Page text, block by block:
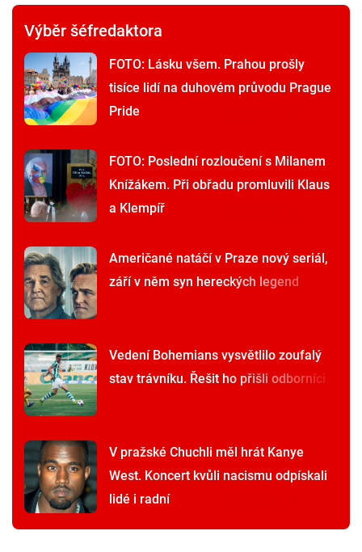
Výběr šéfredaktora
FOTO: Lásku všem. Prahou prošly
tisíce lidí na duhovém průvodu Prague
Pride
FOTO: Poslední rozloučení s Milanem
Knížákem. Při obřadu promluvili Klaus
a Klempíř
Američané natáčí v Praze nový seriál,
září v něm syn hereckých legend
Vedení Bohemians vysvětlilo zoufalý
stav trávníku. Řešit ho přišli odborníci
V pražské Chuchli měl hrát Kanye
West. Koncert kvůli nacismu odpískali
lidé i radní